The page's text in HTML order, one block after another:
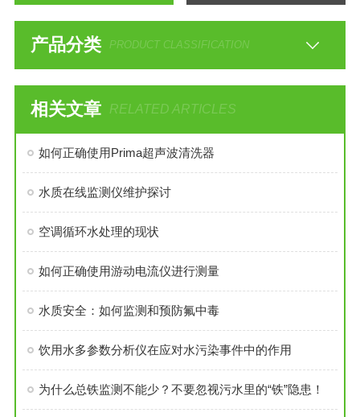
产品分类 PRODUCT CLASSIFICATION
相关文章 RELATED ARTICLES
如何正确使用Prima超声波清洗器
水质在线监测仪维护探讨
空调循环水处理的现状
如何正确使用游动电流仪进行测量
水质安全：如何监测和预防氟中毒
饮用水多参数分析仪在应对水污染事件中的作用
为什么总铁监测不能少？不要忽视污水里的“铁”隐患！